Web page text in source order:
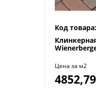
Код
Цена за м2
4852,79